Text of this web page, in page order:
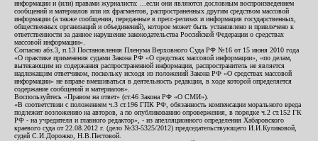
информации и (или) правами журналиста: ...если они являются дословным воспроизведением
сообщений и материалов или их фрагментов, распространенных другим средством массовой
информации (а также сообщения, переданные в пресс-релизах и информация государственных,
общественных организаций и объединений), которое может быть установлено и привлечено к
ответственности за данное нарушение законодательства Российской Федерации о средствах
массовой информации».
Согласно абз.3, п.13 Постановления Пленума Верховного Суда РФ №16 от 15 июня 2010 года
«О практике применения судами Закона РФ «О средствах массовой информации», «по делам,
вытекающим из содержания распространенной информации, распространитель не является
надлежащим ответчиком, поскольку исходя из положений Закона РФ «О средствах массовой
информации» не вправе вмешиваться в деятельность редакции, в ходе которой определяется
содержание сообщений и материалов».
Воспользуйтесь «Правом на ответ» (ст.46 Закона РФ «О СМИ»).
«В соответствии с положением ч.3 ст.196 ГПК РФ, обязанность компенсации морального вреда
подлежит возложению на авторов, а по опубликованию опровержения, в порядке ч.2 ст.152 ГК
РФ - на учредителя и главного редактор», - из апелляционного определения Хабаровского
краевого суда от 22.08.2012 г. (дело №33-5325/2012) председательствующего И.И.Куликовой,
судей С.И.Дорожко, Н.В.Пестовой.